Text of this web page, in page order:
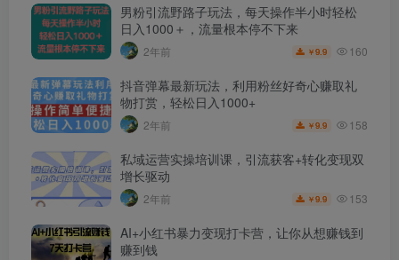
男粉引流野路子玩法，每天操作半小时轻松
日入1000＋，流量根本停不下来
2年前 ￥9.9 160
抖音弹幕最新玩法，利用粉丝好奇心赚取礼
物打赏，轻松日入1000+
2年前 ￥9.9 158
私域运营实操培训课，引流获客+转化变现双
增长驱动
2年前 ￥9.9 153
AI+小红书暴力变现打卡营，让你从想赚钱到
赚到钱